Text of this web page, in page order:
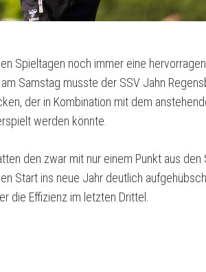
Spieltagen noch immer eine
Samstag musste der SSV Jahn
der in Kombination mit dem
werden könnte.
den zwar mit nur einem Punkt aus
Start ins neue Jahr deutlich
die Effizienz im letzten Drittel.